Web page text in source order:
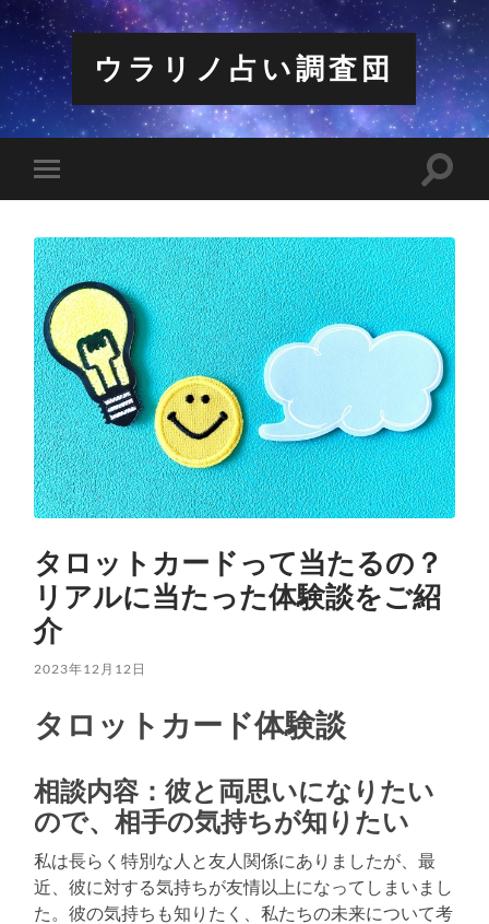
ウラリノ占い調査団
モ
バ
ル
メ
ニ
ュ
ー
を
切
り
替
え
る
検
ー
ル
ド
を
切
り
替
え
る
タロットカードって当たるの？
リアルに当たった体験談をご紹
介
2023年12月12日
タロットカード体験談
相談内容：彼と両思いになりたい
ので、相手の気持ちが知りたい
私は長らく特別な人と友人関係にありましたが、最
近、彼に対する気持ちが友情以上になってしまいまし
た。彼の気持ちも知りたく、私たちの未来について考